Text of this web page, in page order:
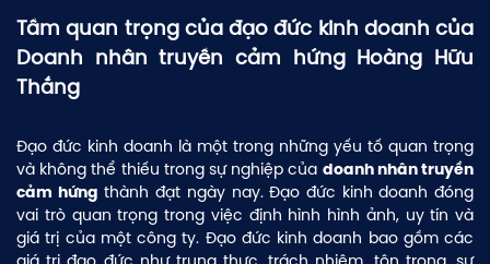
Tầm quan trọng của đạo đức kinh doanh của
Doanh nhân truyền cảm hứng Hoàng Hữu
Thắng
Đạo đức kinh doanh là một trong những yếu tố quan trọng
và không thể thiếu trong sự nghiệp của doanh nhân truyền
cảm hứng thành đạt ngày nay. Đạo đức kinh doanh đóng
vai trò quan trọng trong việc định hình hình ảnh, uy tín và
giá trị của một công ty. Đạo đức kinh doanh bao gồm các